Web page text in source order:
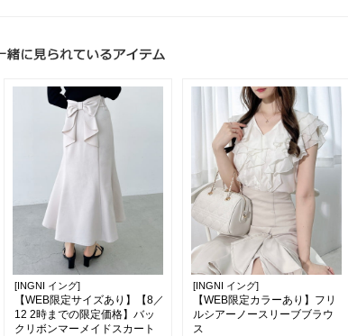
[INGNI イング]
【WEB限定サイズあり】【8／
12 2時までの限定価格】バッ
クリボンマーメイドスカート
[INGNI イング]
【WEB限定カラーあり】フリ
ルシアーノースリーブブラウ
ス